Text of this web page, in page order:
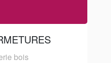
bois